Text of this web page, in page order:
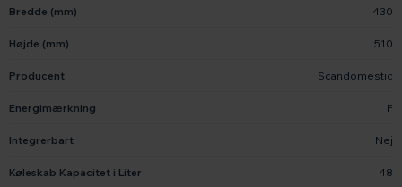
Bredde (mm) 430
Højde (mm) 510
Producent Scandomestic
Energimærkning F
Integrerbart Nej
Køleskab Kapacitet i Liter 48